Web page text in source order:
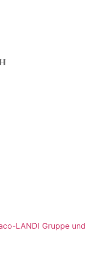
LANDI Gruppe und